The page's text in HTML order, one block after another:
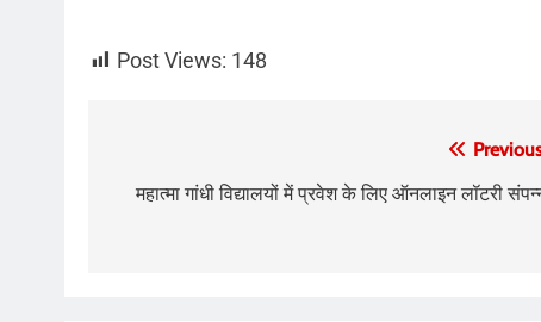
Post Views: 148
navigation
महात्मा गांधी विद्यालयों में प्रवेश के लिए ऑनलाइन लॉटरी